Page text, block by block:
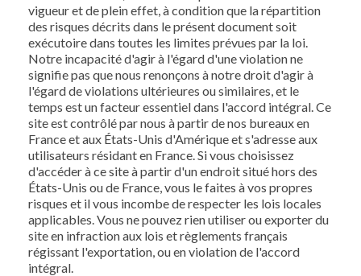
vigueur et de plein effet, à condition que la répartition
des risques décrits dans le présent document soit
exécutoire dans toutes les limites prévues par la loi.
Notre incapacité d'agir à l'égard d'une violation ne
signifie pas que nous renonçons à notre droit d'agir à
l'égard de violations ultérieures ou similaires, et le
temps est un facteur essentiel dans l'accord intégral. Ce
site est contrôlé par nous à partir de nos bureaux en
France et aux États-Unis d'Amérique et s'adresse aux
utilisateurs résidant en France. Si vous choisissez
d'accéder à ce site à partir d'un endroit situé hors des
États-Unis ou de France, vous le faites à vos propres
risques et il vous incombe de respecter les lois locales
applicables. Vous ne pouvez rien utiliser ou exporter du
site en infraction aux lois et règlements français
régissant l'exportation, ou en violation de l'accord
intégral.